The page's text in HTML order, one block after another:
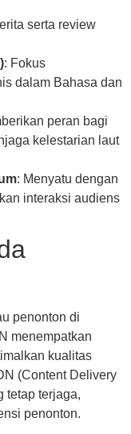
serta review
: Fokus
dalam Bahasa dan
peran bagi
kelestarian laut
: Menyatu dengan
interaksi audiens
penonton di
menempatkan
kualitas
(Content Delivery
tetap terjaga,
penonton.